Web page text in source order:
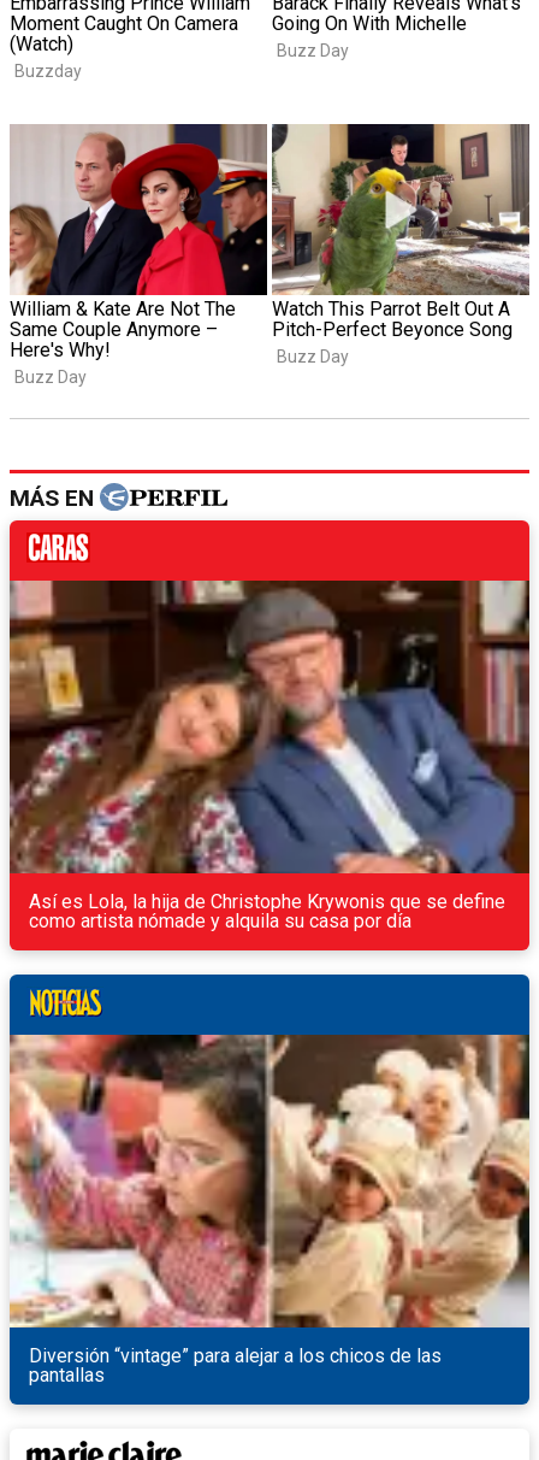
MÁS EN
Así es Lola, la hija de Christophe Krywonis que se define
como artista nómade y alquila su casa por día
Diversión “vintage” para alejar a los chicos de las
pantallas